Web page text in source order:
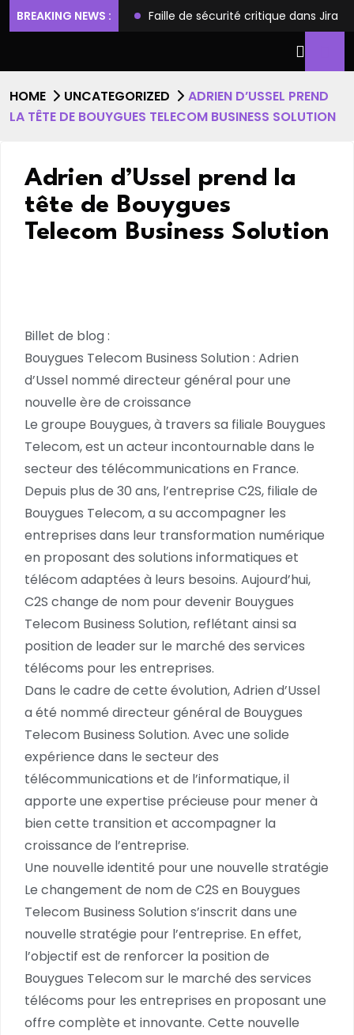
BREAKING NEWS :
et l’accès root Faille de sécurité critique dans Jira
HOME UNCATEGORIZED
ADRIEN D’USSEL PREND
LA TÊTE DE BOUYGUES TELECOM BUSINESS SOLUTION
Adrien d’Ussel prend la
tête de Bouygues
Telecom Business Solution
Billet de blog :
Bouygues Telecom Business Solution : Adrien
d’Ussel nommé directeur général pour une
nouvelle ère de croissance
Le groupe Bouygues, à travers sa filiale Bouygues
Telecom, est un acteur incontournable dans le
secteur des télécommunications en France.
Depuis plus de 30 ans, l’entreprise C2S, filiale de
Bouygues Telecom, a su accompagner les
entreprises dans leur transformation numérique
en proposant des solutions informatiques et
télécom adaptées à leurs besoins. Aujourd’hui,
C2S change de nom pour devenir Bouygues
Telecom Business Solution, reflétant ainsi sa
position de leader sur le marché des services
télécoms pour les entreprises.
Dans le cadre de cette évolution, Adrien d’Ussel
a été nommé directeur général de Bouygues
Telecom Business Solution. Avec une solide
expérience dans le secteur des
télécommunications et de l’informatique, il
apporte une expertise précieuse pour mener à
bien cette transition et accompagner la
croissance de l’entreprise.
Une nouvelle identité pour une nouvelle stratégie
Le changement de nom de C2S en Bouygues
Telecom Business Solution s’inscrit dans une
nouvelle stratégie pour l’entreprise. En effet,
l’objectif est de renforcer la position de
Bouygues Telecom sur le marché des services
télécoms pour les entreprises en proposant une
offre complète et innovante. Cette nouvelle